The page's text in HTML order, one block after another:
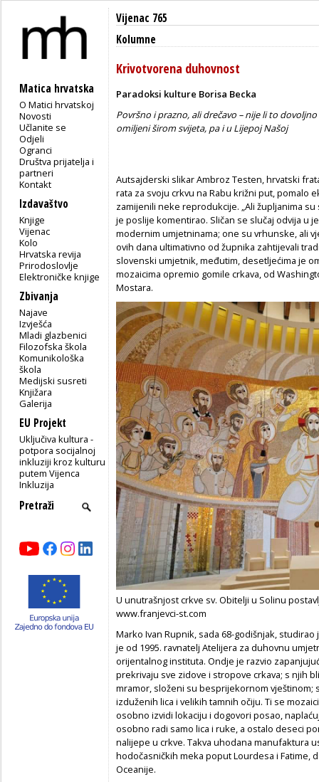
Matica hrvatska
O Matici hrvatskoj
Novosti
Učlanite se
Odjeli
Ogranci
Društva prijatelja i
partneri
Kontakt
Izdavaštvo
Knjige
Vijenac
Kolo
Hrvatska revija
Prirodoslovlje
Elektroničke knjige
Zbivanja
Najave
Izvješća
Mladi glazbenici
Filozofska škola
Komunikološka
škola
Medijski susreti
Knjižara
Galerija
EU Projekt
Uključiva kultura -
potpora socijalnoj
inkluziji kroz kulturu
putem Vijenca
Inkluzija
Vijenac 765
Kolumne
Krivotvorena duhovnost
Paradoksi kulture Borisa Becka
Površno i prazno, ali drečavo – nije li to
omiljeni širom svijeta, pa i u Lijepoj Našoj
Autsajderski slikar Ambroz Testen, hrvatski
rata za svoju crkvu na Rabu križni put, pomalo
zamijenili neke reprodukcije. „Ali župljanima
je poslije komentirao. Sličan se slučaj odvija u
modernim umjetninama; one su vrhunske, ali
ovih dana ultimativno od župnika zahtijevali
slovenski umjetnik, međutim, desetljećima je
mozaicima opremio gomile crkava, od
Mostara.
U unutrašnjost crkve sv. Obitelji u Solinu
www.franjevci-st.com
Marko Ivan Rupnik, sada 68-godišnjak,
je od 1995. ravnatelj Atelijera za duhovnu
orijentalnog instituta. Ondje je razvio
prekrivaju sve zidove i stropove crkava; s njih
mramor, složeni su besprijekornom vještinom;
izduženih lica i velikih tamnih očiju. Ti se
osobno izvidi lokaciju i dogovori posao,
osobno radi samo lica i ruke, a ostalo deseci
nalijepe u crkve. Takva uhodana manufaktura
hodočasničkih meka poput Lourdesa i Fatime,
Oceanije.